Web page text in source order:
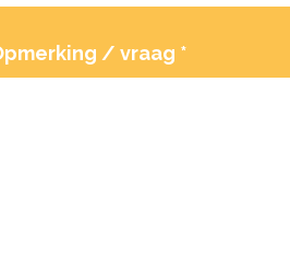
/ vraag *